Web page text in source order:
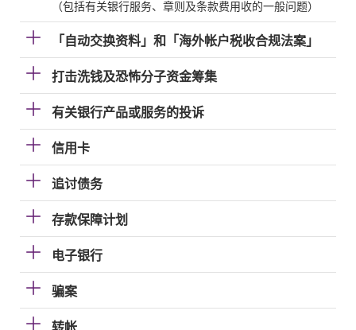
（包括有关银行服务、章则及条款费用收的一般问题）
「自动交换资料」和「海外帐户税收合规法案」
打击洗钱及恐怖分子资金筹集
有关银行产品或服务的投诉
信用卡
追讨债务
存款保障计划
电子银行
骗案
转帐